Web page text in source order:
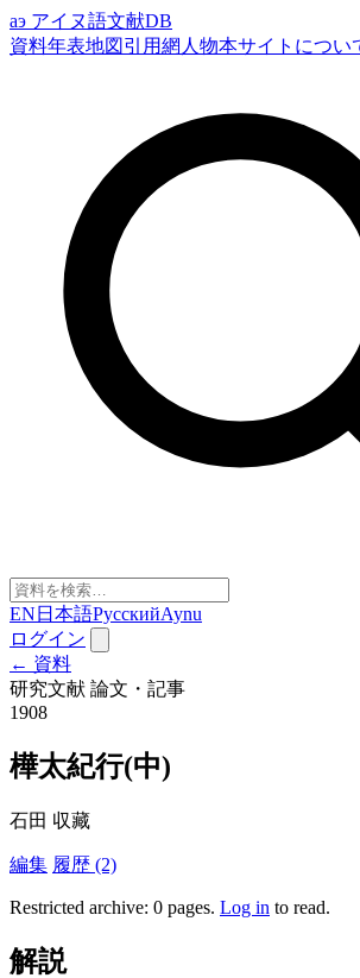
аэ アイヌ語文献DB
資料年表地図 引用網 人物本サイトについ
EN 日本語РусскийAynu
ログイン
← 資料
研究文献 論文・記事
1908
樺太紀行(中)
石田 収藏
編集 履歴 (2)
Restricted archive: 0 pages. Log in to read.
解説